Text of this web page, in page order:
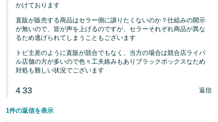
かけております
直販が販売する商品はセラー側に譲りたくないのか？仕組みの開示
が無いので、皆が声を上げるのですが、セラーそれぞれ商品が異な
るため逃げられてしまうこともございます
トピ主差のように直販が競合でもなく、当方の場合は競合店ライバ
ル店舗の方が多いので色々工夫絡みもありブラックボックスなため
対処も難しい状況でございます
4 33 返信
1件の返信を表示